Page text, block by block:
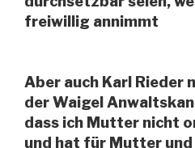
freiwillig annimmt
Aber auch Karl Rieder
der Waigel
dass ich Mutter nicht
und hat für Mutter und